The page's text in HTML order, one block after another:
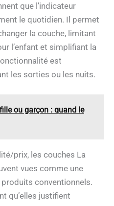
que l’indicateur
le quotidien. Il permet
la couche, limitant
l’enfant et simplifiant la
est
les sorties ou les nuits.
ou garçon : quand le
prix, les couches La
vues comme une
conventionnels.
qu’elles justifient